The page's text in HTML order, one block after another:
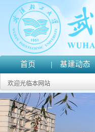
首页 | 基建动态
欢迎光临本网站